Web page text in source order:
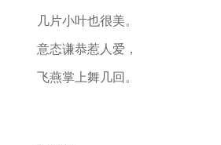
几片小叶也很美。
意态谦恭惹人爱，
飞燕掌上舞几回。